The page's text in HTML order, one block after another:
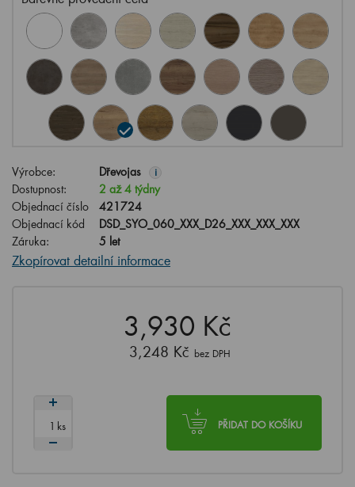
Výrobce: Dřevojas i
Dostupnost:
2 až 4 týdny
Objednací číslo
421724
Objednací kód
DSD_SYO_060_XXX_D26_XXX_XXX_XXX
Záruka:
5 let
Zkopírovat detailní informace
3,930 Kč
3,248 Kč bez DPH
PŘIDAT DO KOŠÍKU
ks